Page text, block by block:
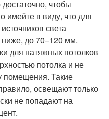
чтобы
имейте в виду, что для
света
ниже, до 70–120 мм.
для натяжных потолков
потолка и не
помещения. Такие
освещают только
не попадают на